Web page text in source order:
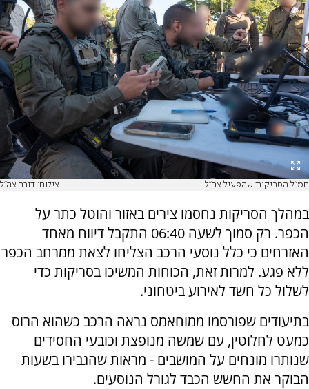
חמ"ל הסריקות שהפעיל צה"ל צילום: דובר צה"ל
במהלך הסריקות נחסמו צירים באזור והוטל כתר על
הכפר. רק סמוך לשעה 06:40 התקבל דיווח מאחד
האזרחים כי כלל נוסעי הרכב הצליחו לצאת ממרחב הכפר
ללא פגע. למרות זאת, הכוחות המשיכו בסריקות כדי
לשלול כל חשד לאירוע ביטחוני.
בתיעודים שפורסמו ממוחאמס נראה הרכב כשהוא הרוס
כמעט לחלוטין, עם שמשה מנופצת וכובעי החסידים
שנותרו מונחים על המושבים - מראות שהגבירו בשעות
הבוקר את החשש הכבד לגורל הנוסעים.